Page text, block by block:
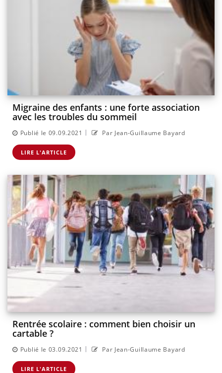
Migraine des enfants : une forte association
avec les troubles du sommeil
Publié le 09.09.2021 | Par Jean-Guillaume Bayard
LIRE L'ARTICLE
Rentrée scolaire : comment bien choisir un
cartable ?
Publié le 03.09.2021 | Par Jean-Guillaume Bayard
LIRE L'ARTICLE